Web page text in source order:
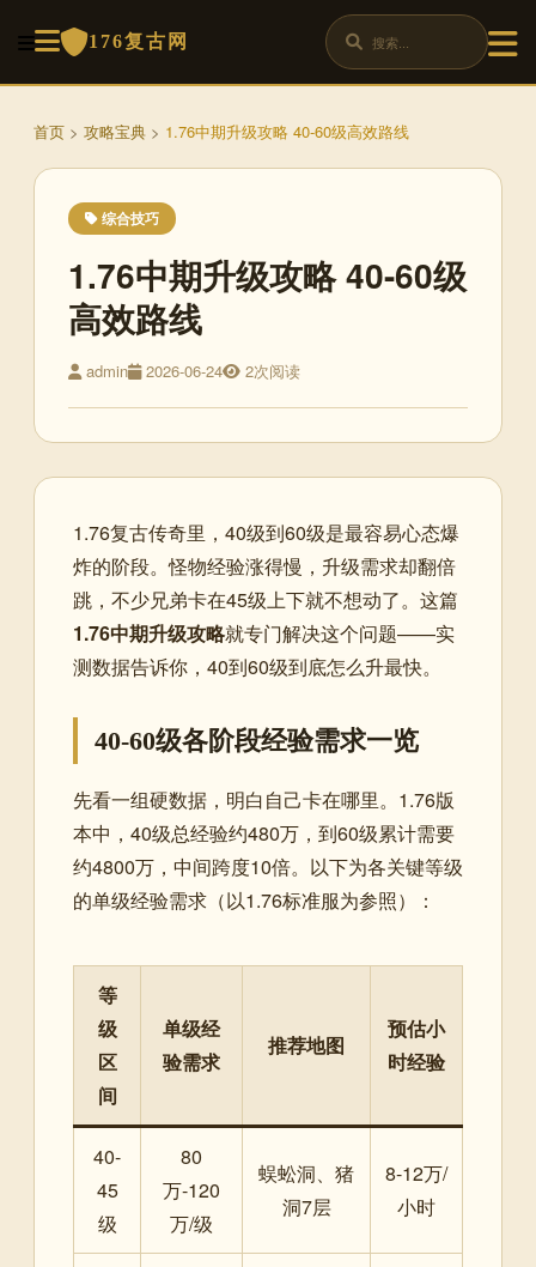
176复古网
首页 > 攻略宝典 > 1.76中期升级攻略 40-60级高效路线
综合技巧
1.76中期升级攻略 40-60级
高效路线
admin 2026-06-24 2次阅读
1.76复古传奇里，40级到60级是最容易心态爆
炸的阶段。怪物经验涨得慢，升级需求却翻倍
跳，不少兄弟卡在45级上下就不想动了。这篇
1.76中期升级攻略就专门解决这个问题——实
测数据告诉你，40到60级到底怎么升最快。
40-60级各阶段经验需求一览
先看一组硬数据，明白自己卡在哪里。1.76版
本中，40级总经验约480万，到60级累计需要
约4800万，中间跨度10倍。以下为各关键等级
的单级经验需求（以1.76标准服为参照）：
等
级
区
间
单级经
验需求
推荐地图
预估小
时经验
40-
45
级
80
万-120
万/级
蜈蚣洞、猪
洞7层
8-12万/
小时